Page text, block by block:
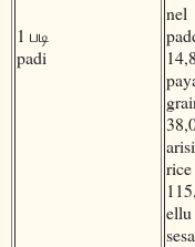
1 படி
padi
nel
arisi
ellu